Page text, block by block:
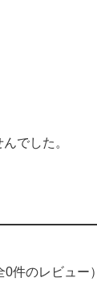
でした。
件のレビュー）